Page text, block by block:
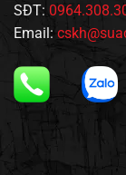
SĐT:
Email: